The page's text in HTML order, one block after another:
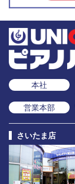
本社
営業本部
さいたま店